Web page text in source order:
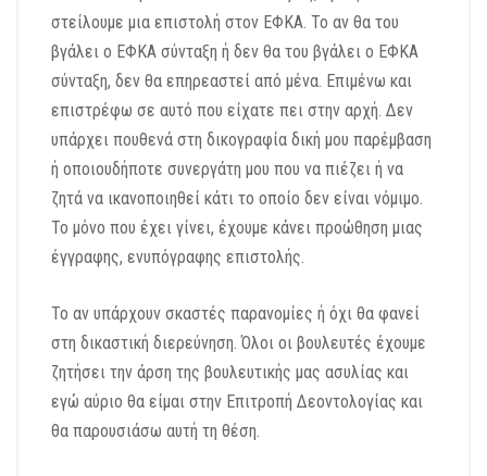
στείλουμε μια επιστολή στον ΕΦΚΑ. Το αν θα του
βγάλει ο ΕΦΚΑ σύνταξη ή δεν θα του βγάλει ο ΕΦΚΑ
σύνταξη, δεν θα επηρεαστεί από μένα. Επιμένω και
επιστρέφω σε αυτό που είχατε πει στην αρχή. Δεν
υπάρχει πουθενά στη δικογραφία δική μου παρέμβαση
ή οποιουδήποτε συνεργάτη μου που να πιέζει ή να
ζητά να ικανοποιηθεί κάτι το οποίο δεν είναι νόμιμο.
Το μόνο που έχει γίνει, έχουμε κάνει προώθηση μιας
έγγραφης, ενυπόγραφης επιστολής.
Το αν υπάρχουν σκαστές παρανομίες ή όχι θα φανεί
στη δικαστική διερεύνηση. Όλοι οι βουλευτές έχουμε
ζητήσει την άρση της βουλευτικής μας ασυλίας και
εγώ αύριο θα είμαι στην Επιτροπή Δεοντολογίας και
θα παρουσιάσω αυτή τη θέση.